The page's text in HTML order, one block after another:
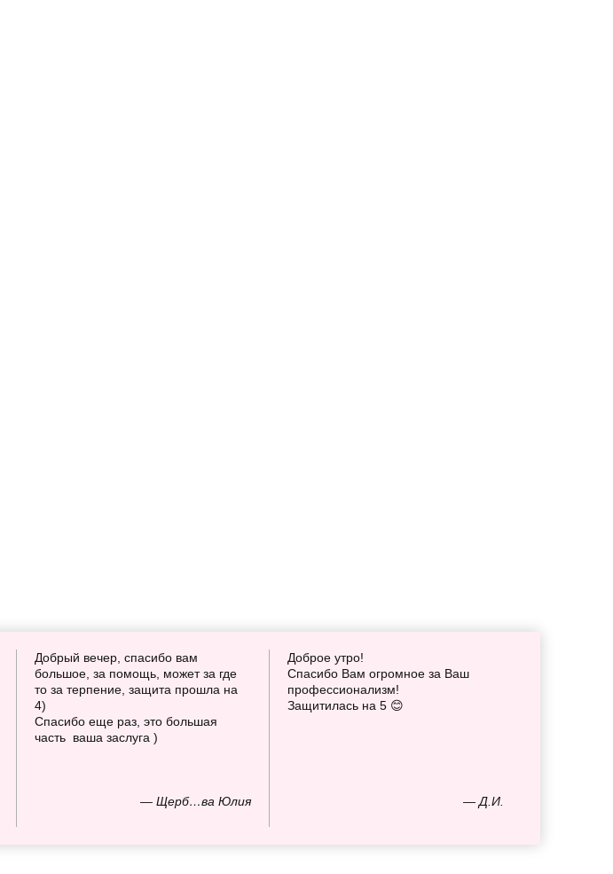
— Щерб…ва Юлия
Добрый вечер, спасибо вам
большое, за помощь, может за где
то за терпение, защита прошла на
4)
Спасибо еще раз, это большая
часть ваша заслуга )
— Д.И.
Доброе утро!
Спасибо Вам огромное за Ваш
профессионализм!
Защитилась на 5 😊